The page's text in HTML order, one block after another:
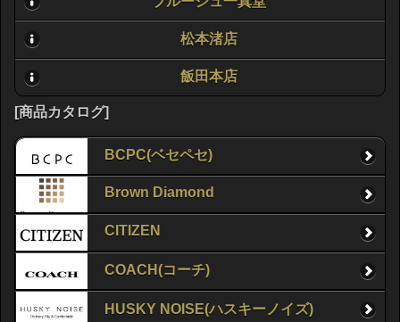
松本渚店
飯田本店
[商品カタログ]
BCPC(ベセペセ)
Brown Diamond
CITIZEN
COACH(コーチ)
HUSKY NOISE(ハスキーノイズ)